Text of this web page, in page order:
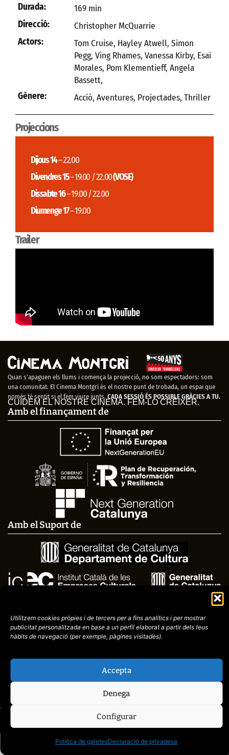
Utilitzem cookies pròpies i de tercers per a fins analítics i per mostrar
publicitatpersonalitzada en base a un perfil elaborat a partir dels teus
hàbits de navegació (perexemple, pàgines visitades).
Accepta
Denega
Configurar
Política de galetesDeclaració de privadesa
Durada:
169 min
Direcció:
Christopher McQuarrie
Actors:
Tom Cruise, Hayley Atwell, Simon
Pegg, Ving Rhames, Vanessa Kirby, Esai
Morales, Pom Klementieff, Angela
Bassett,
Gènere:
Acció, Aventures, Projectades, Thriller
Projeccions
Dijous 14– 22.00
Divendres 15– 19.00 / 22.00(VOSE)
Dissabte 16– 19.00 / 22.00
Diumenge 17– 19.00
Trailer
Quan s’apaguen els llums i comença la projecció, no som espectadors: som
una comunitat. El Cinema Montgrí és el nostre punt de trobada, un espai que
només té sentit si el fem viure junts. CADA SESSIÓ ÉS POSSIBLE GRÀCIES A TU.
CUIDEM EL NOSTRE CINEMA. FEM-LO CRÉIXER.
Amb el finançament de
Amb el Suport de
placid.cat